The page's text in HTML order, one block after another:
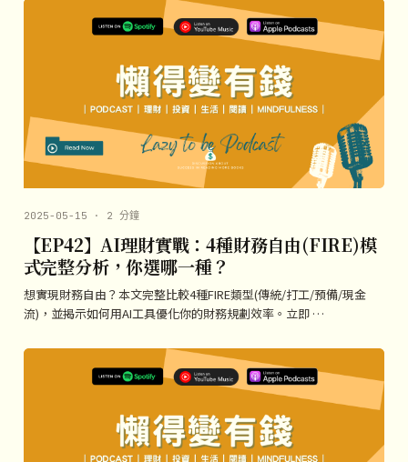
2025-05-15 · 2 分鐘
【EP42】AI理財實戰：4種財務自由(FIRE)模
式完整分析，你選哪一種？
想實現財務自由？本文完整比較4種FIRE類型(傳統/打工/預備/現金
流)，並揭示如何用AI工具優化你的財務規劃效率。立即 …